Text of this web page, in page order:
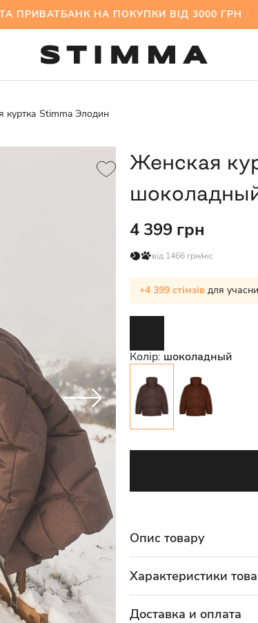
ПРИВАТБАНК НА ПОКУПКИ ВІД 3000
куртка Stimma Элодин
Женская
4 399 грн
від 1466 грн/міс
+4 399 стімзів для
Колір: шоколадный
Опис товару
Характеристики
Доставка и оплата